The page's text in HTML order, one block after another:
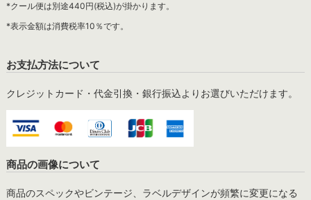
*クール便は別途440円(税込)が掛かります。
*表示金額は消費税率10％です。
お支払方法について
クレジットカード・代金引換・銀行振込よりお選びいただけます。
商品の画像について
商品のスペックやビンテージ、ラベルデザインが頻繁に変更になる